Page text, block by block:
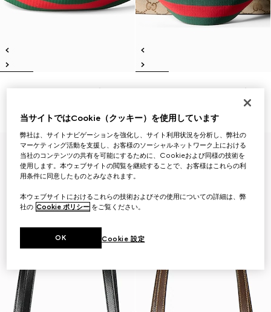
当サイトではCookie（クッキー）を使用しています
弊社は、サイトナビゲーションを強化し、サイト利用状況を分析し、弊社の
マーケティング活動を支援し、お客様のソーシャルネットワーク上における
当社のコンテンツの共有を可能にするために、Cookieおよび同様の技術を
使用します。本ウェブサイトの閲覧を継続することで、お客様はこれらの利
用条件に同意したものとみなされます。
本ウェブサイトにおけるこれらの技術およびその使用についての詳細は、弊
社の Cookie ポリシー をご覧ください。
Cookie 設定
OK